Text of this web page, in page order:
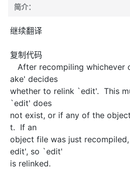
简介：
继续翻译
复制代码
After recompiling whichever
ake' decides
whether to relink `edit'. This
`edit' does
not exist, or if any of the
t. If an
object file was just
edit', so `edit'
is relinked.